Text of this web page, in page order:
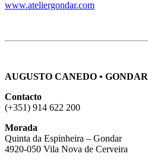
www.ateliergondar.com
AUGUSTO CANEDO • GONDAR
Contacto
(+351) 914 622 200
Morada
Quinta da Espinheira – Gondar
4920-050 Vila Nova de Cerveira